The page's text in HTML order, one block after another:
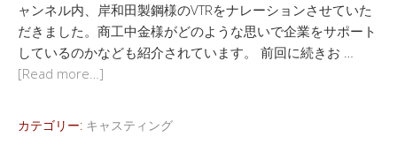
ャンネル内、岸和田製鋼様のVTRをナレーションさせていた
だきました。商工中金様がどのような思いで企業をサポート
しているのかなども紹介されています。 前回に続きお …
[Read more…]
カテゴリー: キャスティング